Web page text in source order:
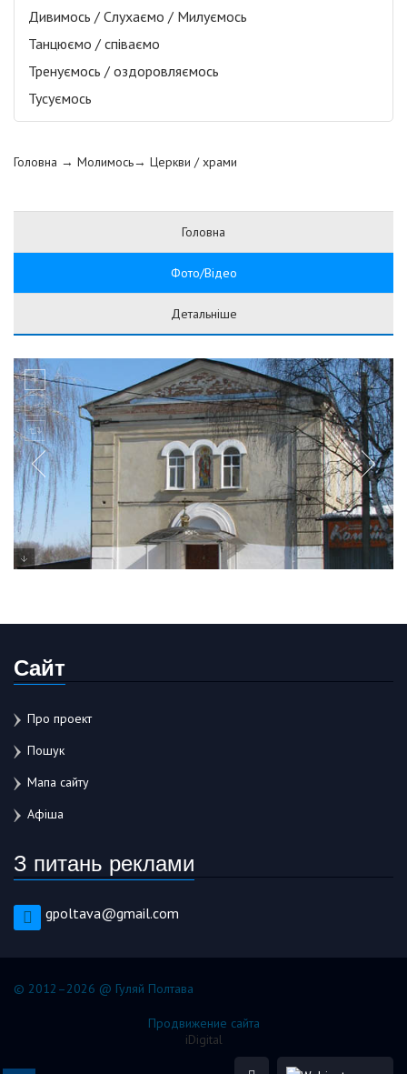
Дивимось / Слухаємо / Милуємось
Танцюємо / співаємо
Тренуємось / оздоровляємось
Тусуємось
Головна → Молимось→ Церкви / храми
Головна
Фото/Відео
Детальніше
Сайт
Про проект
Пошук
Мапа сайту
Афіша
З питань реклами
gpoltava@gmail.com
© 2012–2026 @ Гуляй Полтава
Продвижение сайта
iDigital